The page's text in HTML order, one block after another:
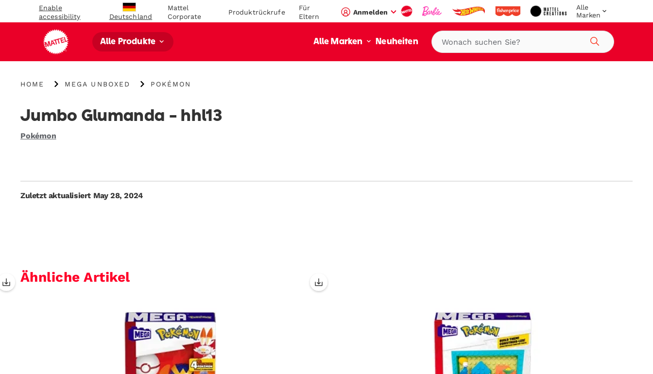
Enable
accessibility
Deutschland
Mattel
Corporate
Produktrückrufe
Für
Eltern
Anmelden
Alle
Marken
Alle Produkte Alle Marken Neuheiten
Suche
{"key":"Home","value":"\/"}
HOME
{"key":"MEGA
MEGA UNBOXED
{"key":"Pokémon","value":"\/blogs\/mega-
category-
pokemon"}
POKÉMON
Jumbo Glumanda - hhl13
Pokémon
Zuletzt aktualisiert May 28, 2024
Ähnliche Artikel